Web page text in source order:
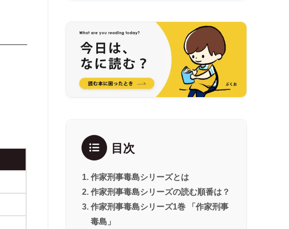
目次
作家刑事毒島シリーズとは
作家刑事毒島シリーズの読む順番は？
作家刑事毒島シリーズ1巻 「作家刑事
毒島」